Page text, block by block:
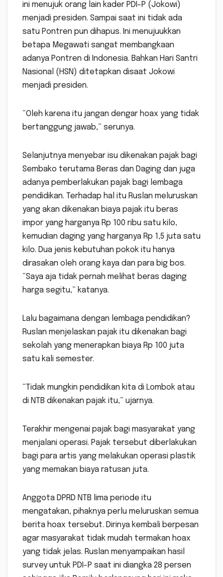
ini menujuk orang lain kader PDI-P (Jokowi)
menjadi presiden. Sampai saat ini tidak ada
satu Pontren pun dihapus. Ini menujuukkan
betapa Megawati sangat membangkaan
adanya Pontren di Indonesia. Bahkan Hari Santri
Nasional (HSN) ditetapkan disaat Jokowi
menjadi presiden.
“Oleh karena itu jangan dengar hoax yang tidak
bertanggung jawab,” serunya.
Selanjutnya menyebar isu dikenakan pajak bagi
Sembako terutama Beras dan Daging dan juga
adanya pemberlakukan pajak bagi lembaga
pendidikan. Terhadap hal itu Ruslan meluruskan
yang akan dikenakan biaya pajak itu beras
impor yang harganya Rp 100 ribu satu kilo,
kemudian daging yang harganya Rp 1,5 juta satu
kilo. Dua jenis kebutuhan pokok itu hanya
dirasakan oleh orang kaya dan para big bos.
“Saya aja tidak pernah melihat beras daging
harga segitu,” katanya.
Lalu bagaimana dengan lembaga pendidikan?
Ruslan menjelaskan pajak itu dikenakan bagi
sekolah yang menerapkan biaya Rp 100 juta
satu kali semester.
“Tidak mungkin pendidikan kita di Lombok atau
di NTB dikenakan pajak itu,” ujarnya.
Terakhir mengenai pajak bagi masyarakat yang
menjalani operasi. Pajak tersebut diberlakukan
bagi para artis yang melakukan operasi plastik
yang memakan biaya ratusan juta.
Anggota DPRD NTB lima periode itu
mengatakan, pihaknya perlu meluruskan semua
berita hoax tersebut. Dirinya kembali berpesan
agar masyarakat tidak mudah termakan hoax
yang tidak jelas. Ruslan menyampaikan hasil
survey untuk PDI-P saat ini diangka 28 persen